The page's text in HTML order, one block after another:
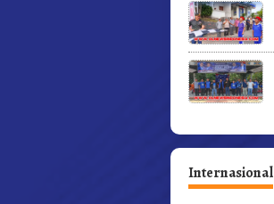
Internasional